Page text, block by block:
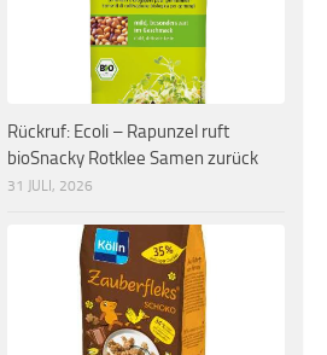
Rückruf: Ecoli – Rapunzel ruft
bioSnacky Rotklee Samen zurück
31 JULI, 2026